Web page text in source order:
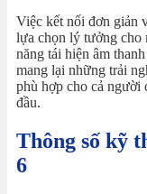
Việc kết nối đơn giản
lựa chọn lý tưởng cho
năng tái hiện âm
mang lại những trải
phù hợp cho cả người
đầu.
Thông số kỹ
6